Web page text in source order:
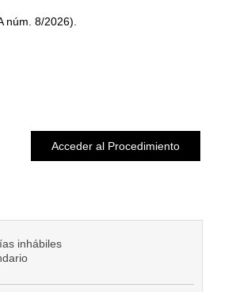
núm. 8/2026).
Acceder al Procedimiento
inhábiles